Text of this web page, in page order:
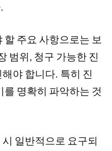
할 주요 사항으로는 보
범위, 청구 가능한 진
야 합니다. 특히 진
를 명확히 파악하는 것
일반적으로 요구되